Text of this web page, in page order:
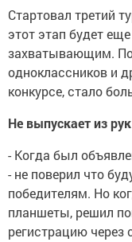
Стартовал третий
этот этап будет
захватывающим.
одноклассников и
конкурсе, стало
Не выпускает из
- Когда был
- не поверил что
победителям. Но
планшеты, решил
регистрацию через